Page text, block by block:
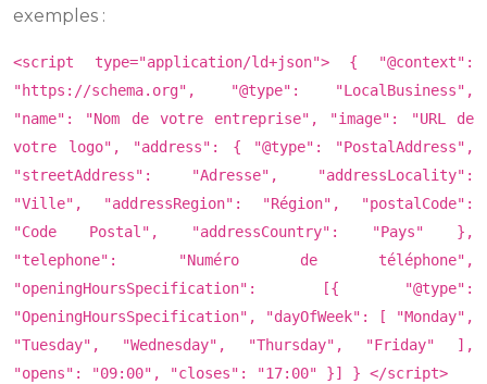
exemples :
<script type="application/ld+json"> { "@context":
"https://schema.org", "@type": "LocalBusiness",
"name": "Nom de votre entreprise", "image": "URL de
votre logo", "address": { "@type": "PostalAddress",
"streetAddress": "Adresse", "addressLocality":
"Ville", "addressRegion": "Région", "postalCode":
"Code Postal", "addressCountry": "Pays" },
"telephone": "Numéro de téléphone",
"openingHoursSpecification": [{ "@type":
"OpeningHoursSpecification", "dayOfWeek": [ "Monday",
"Tuesday", "Wednesday", "Thursday", "Friday" ],
"opens": "09:00", "closes": "17:00" }] } </script>